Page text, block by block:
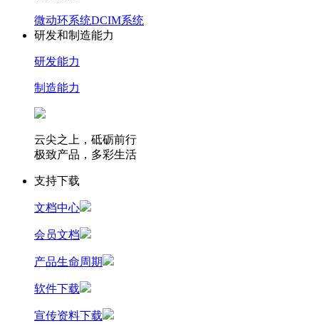
微动环系统DCIM系统
研发和制造能力
研发能力
制造能力
云尖之上，砥砺前行
极致产品，多彩生活
支持下载
文档中心
会员文档
产品生命周期
软件下载
宣传资料下载